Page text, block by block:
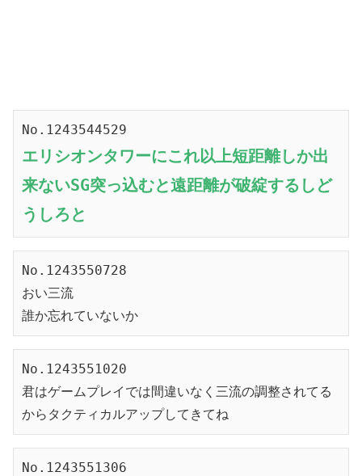
No.1243544529
エリシオンタワーにこれ以上短距離しか出
来ないSG突っ込むと遠距離が破綻するしど
うしろと
No.1243550728
おい三流
誰か忘れていないか
No.1243551020
君はゲームプレイでは間違いなく三流の調整されてる
からタクティカルアップしてきてね
No.1243551306